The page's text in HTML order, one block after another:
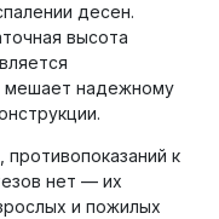
десен.
высота
мешает надежному
к
нет — их
и пожилых